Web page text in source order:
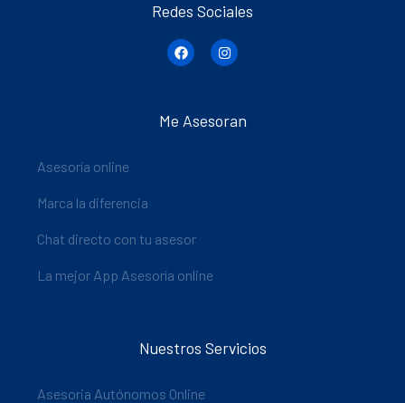
Redes Sociales
Me Asesoran
Asesoría online
Marca la diferencia
Chat directo con tu asesor
La mejor App Asesoría online
Nuestros Servicios
Asesoria Autónomos Online